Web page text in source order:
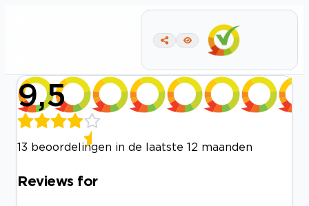
9,5
13 beoordelingen in de laatste 12 maanden
Reviews for